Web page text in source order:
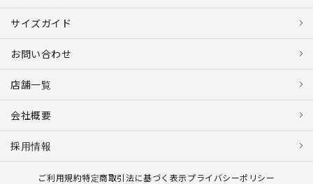
サイズガイド
お問い合わせ
店舗一覧
会社概要
採用情報
ご利用規約特定商取引法に基づく表示プライバシーポリシー